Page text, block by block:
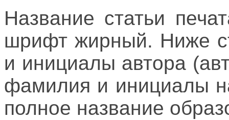
Название статьи
шрифт жирный. Ниже
и инициалы автора
фамилия и инициалы
полное название